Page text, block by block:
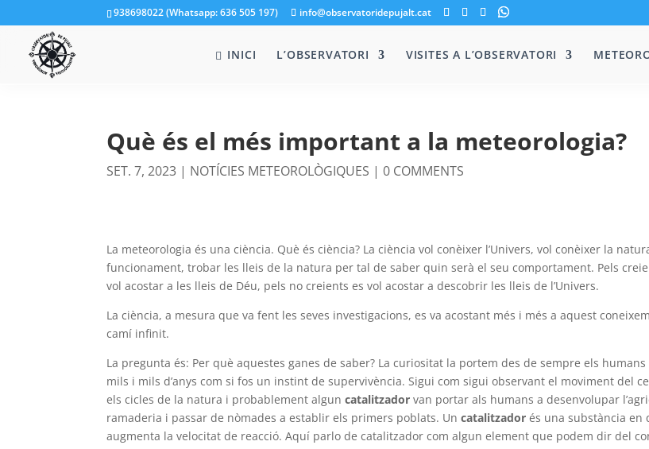
938698022 (Whatsapp: 636 505 197) info@observatoridepujalt.cat
INICI L’OBSERVATORI VISITES A L’OBSERVATORI
Què és el més important a la meteorologia?
SET. 7, 2023 | NOTÍCIES METEOROLÒGIQUES |0 COMMENTS
La meteorologia és una ciència. Què és ciència? La ciència vol conèixer l’Univers, vol conèixer la
funcionament, trobar les lleis de la natura per tal de saber quin serà el seu comportament. Pels
vol acostar a les lleis de Déu, pels no creients es vol acostar a descobrir les lleis de l’Univers.
La ciència, a mesura que va fent les seves investigacions, es va acostant més i més a aquest
camí infinit.
La pregunta és: Per què aquestes ganes de saber? La curiositat la portem des de sempre els
mils i mils d’anys com si fos un instint de supervivència. Sigui com sigui observant el moviment del
els cicles de la natura i probablement alguncatalitzadorvan portar als humans a desenvolupar
ramaderia i passar de nòmades a establir els primers poblats. Uncatalitzadorés una substància en
augmenta la velocitat de reacció. Aquí parlo de catalitzador com algun element que podem dir del